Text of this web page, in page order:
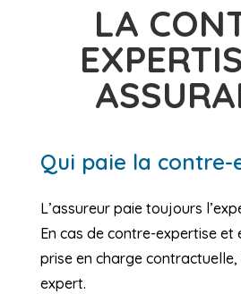
LA
Qui paie la contre-
L’assureur paie toujours
En cas de contre-expertise et
prise en charge contractuelle,
expert.